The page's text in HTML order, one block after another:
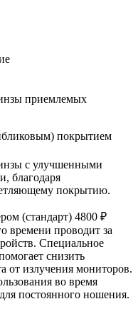
приемлемых
покрытием
с улучшенными
благодаря
покрытию.
(стандарт) 4800 ₽
времени проводит за
Специальное
снизить
от излучения мониторов.
во время
постоянного ношения.